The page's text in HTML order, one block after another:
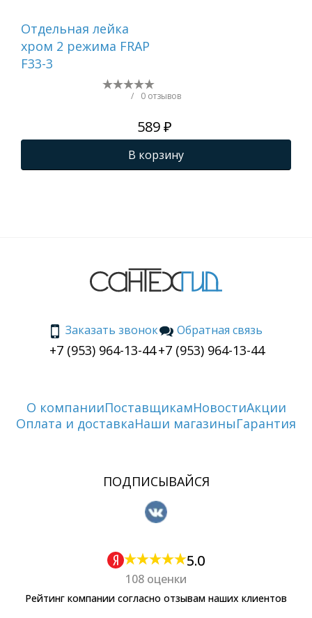
Отдельная лейка
хром 2 режима FRAP
F33-3
/ 0 отзывов
589 ₽
В корзину
Заказать звонок
+7 (953) 964-13-44
Обратная связь
+7 (953) 964-13-44
О компанииПоставщикамНовостиАкции
Оплата и доставкаНаши магазиныГарантия
ПОДПИСЫВАЙСЯ
5.0
108 оценки
Рейтинг компании согласно отзывам наших клиентов